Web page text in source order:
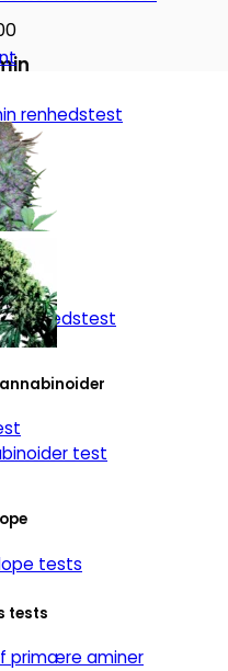
renhedstest
renhedstest
test
tests
tests
primære aminer